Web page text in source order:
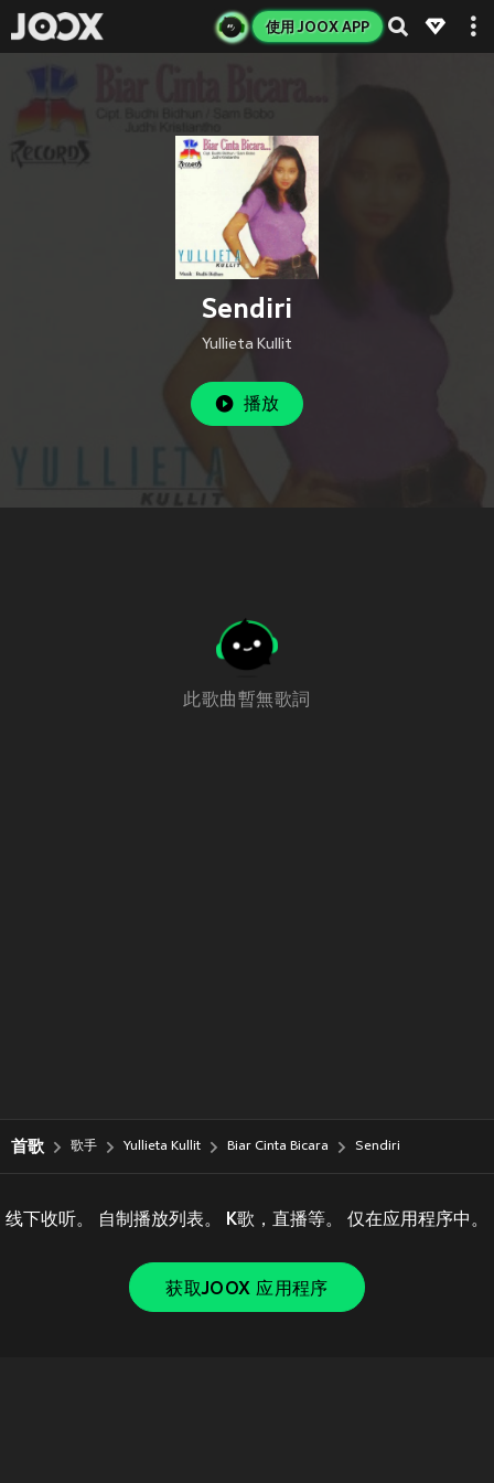
使用 JOOX APP
Sendiri
Yullieta Kullit
播放
此歌曲暫無歌詞
首歌 歌手 Yullieta Kullit Biar Cinta Bicara Sendiri
线下收听。 自制播放列表。 K歌，直播等。 仅在应用程序中。
获取JOOX 应用程序